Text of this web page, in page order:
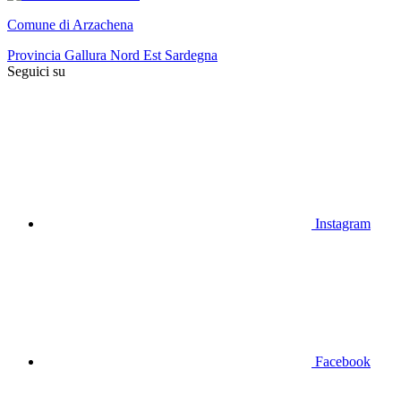
Comune di Arzachena
Provincia Gallura Nord Est Sardegna
Seguici su
Instagram
Facebook